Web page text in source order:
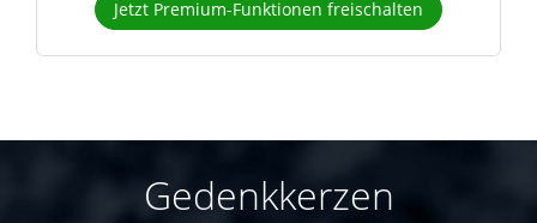
Jetzt Premium-Funktionen freischalten
Gedenkkerzen